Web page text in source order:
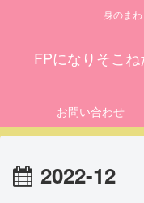
身のまわ
FPになりそこ
お問い合わせ
2022-12